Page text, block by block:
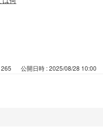
公開日時 : 2025/08/28 10:00